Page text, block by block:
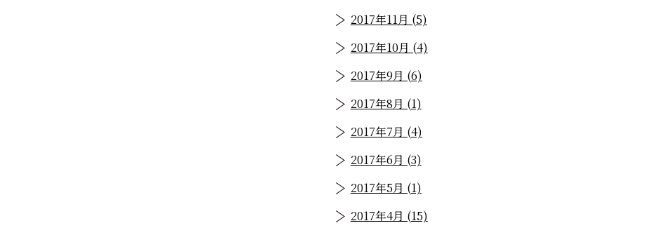
2017年11月 (5)
2017年10月 (4)
2017年9月 (6)
2017年8月 (1)
2017年7月 (4)
2017年6月 (3)
2017年5月 (1)
2017年4月 (15)